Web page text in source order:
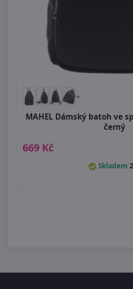
+
MAHEL Dámský batoh ve
černý
669 Kč
Skladem